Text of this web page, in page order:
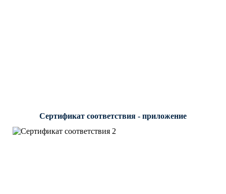
Сертификат соответствия - приложение